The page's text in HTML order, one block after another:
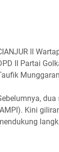
ll
II Partai
Kini